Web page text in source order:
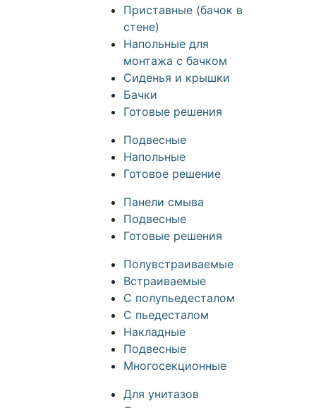
Приставные (бачок в
стене)
Напольные для
монтажа с бачком
Сиденья и крышки
Бачки
Готовые решения
Подвесные
Напольные
Готовое решение
Панели смыва
Подвесные
Готовые решения
Полувстраиваемые
Встраиваемые
С полупьедесталом
С пьедесталом
Накладные
Подвесные
Многосекционные
Для унитазов